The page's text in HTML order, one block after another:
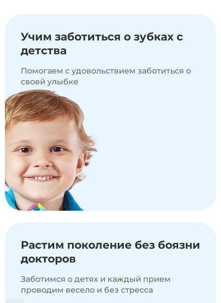
Учим заботиться о зубках с
детства
Помогаем с удовольствием заботиться о
своей улыбке
Растим поколение без боязни
докторов
Заботимся о детях и каждый прием
проводим весело и без стресса